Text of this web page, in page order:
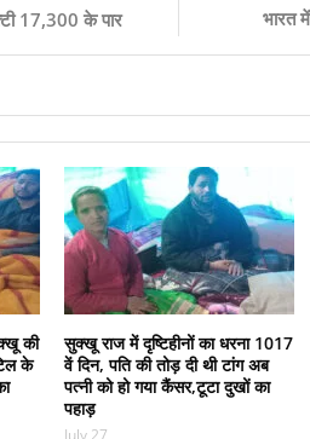
17,300 के पार भारत
की
के
सुक्‍खू राज में दृष्टिहीनों का धरना 1017
वें दिन, पति की तोड़ दी थी टांग अब
पत्‍नी को हो गया कैंसर,टूटा दुखों का
पहाड़